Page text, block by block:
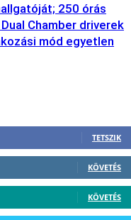
250 órás
Chamber driverek
mód egyetlen
TETSZIK
KÖVETÉS
KÖVETÉS